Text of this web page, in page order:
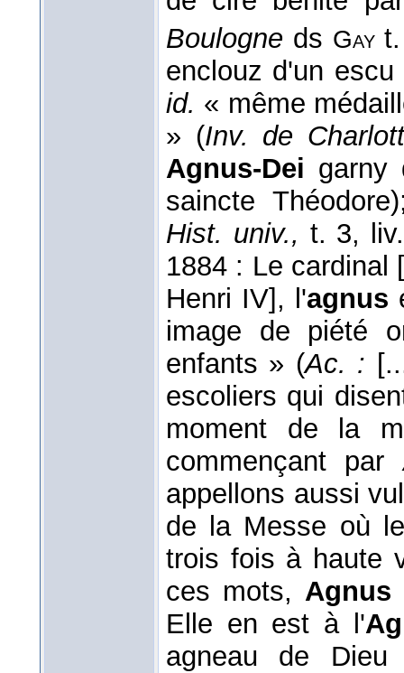
Boulogne ds Gay
enclouz d'un
id. « même
» (Inv. de
Agnus-Dei garny
saincte
Hist. univ., t. 3,
1884 : Le cardinal
Henri IV], l'agnus
image de piété
enfants » (Ac. :
escoliers qui
moment de la
commençant par
appellons aussi
de la Messe où
trois fois à haute
ces mots,
Elle en est à l'
agneau de